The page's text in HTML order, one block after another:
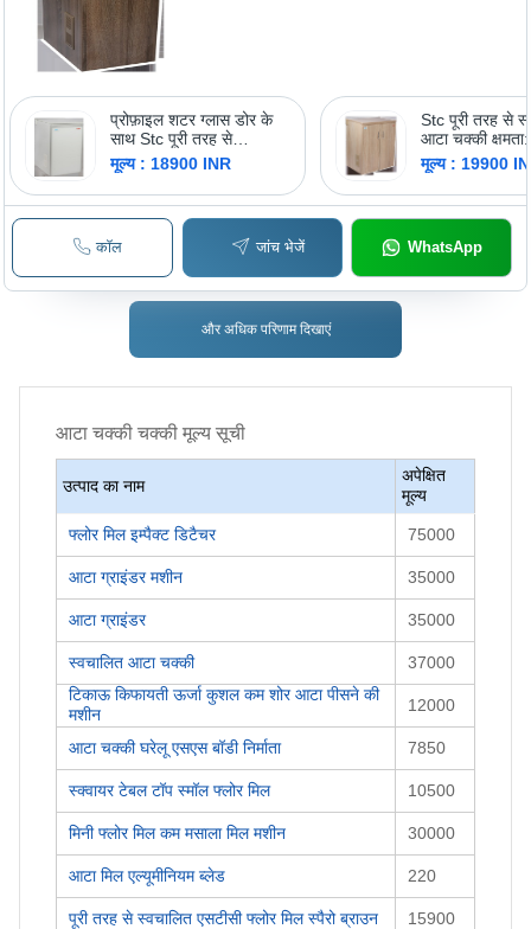
प्रोफ़ाइल शटर ग्लास डोर के
साथ Stc पूरी तरह से
स्वचालित आटा चक्की क्षमता:
7-10 किलोग्राम/घंटा
मूल्य : 18900 INR
Stc पूरी तरह से
आटा चक्की
किलोग्राम/घंटा
मूल्य : 19900
कॉल जांच भेजें WhatsApp
और अधिक परिणाम दिखाएं
आटा चक्की चक्की मूल्य सूची
उत्पाद का नाम
अपेक्षित
मूल्य
फ्लोर मिल इम्पैक्ट डिटैचर 75000
आटा ग्राइंडर मशीन 35000
आटा ग्राइंडर 35000
स्वचालित आटा चक्की
37000
टिकाऊ किफायती ऊर्जा कुशल कम शोर आटा पीसने की
मशीन
12000
आटा चक्की घरेलू एसएस बॉडी निर्माता 7850
स्क्वायर टेबल टॉप स्मॉल फ्लोर मिल 10500
मिनी फ्लोर मिल कम मसाला मिल मशीन 30000
आटा मिल एल्यूमीनियम ब्लेड 220
पूरी तरह से स्वचालित एसटीसी फ्लोर मिल स्पैरो ब्राउन 15900